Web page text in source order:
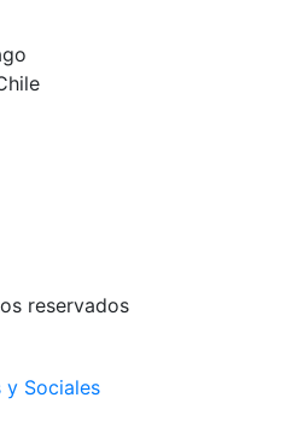
reservados
y Sociales